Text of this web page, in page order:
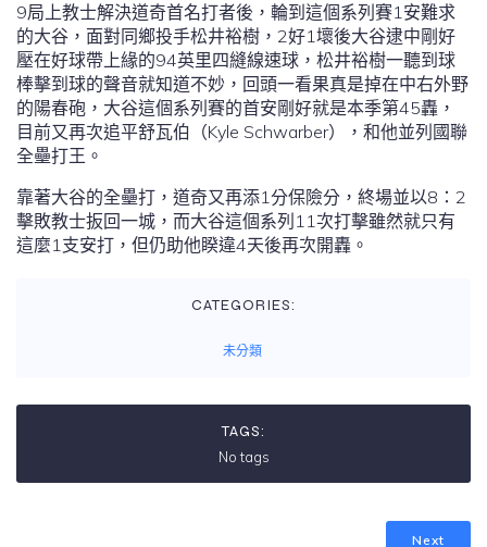
9局上教士解決道奇首名打者後，輪到這個系列賽1安難求
的大谷，面對同鄉投手松井裕樹，2好1壞後大谷逮中剛好
壓在好球帶上緣的94英里四縫線速球，松井裕樹一聽到球
棒擊到球的聲音就知道不妙，回頭一看果真是掉在中右外野
的陽春砲，大谷這個系列賽的首安剛好就是本季第45轟，
目前又再次追平舒瓦伯（Kyle Schwarber），和他並列國聯
全壘打王。
靠著大谷的全壘打，道奇又再添1分保險分，終場並以8：2
擊敗教士扳回一城，而大谷這個系列11次打擊雖然就只有
這麼1支安打，但仍助他睽違4天後再次開轟。
CATEGORIES:
未分類
TAGS:
No tags
Next